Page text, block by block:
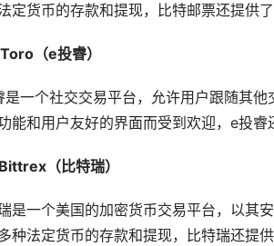
定货币的存款和提现，比特邮票还提供
（e投睿）
是一个社交交易平台，允许用户跟随其
能和用户友好的界面而受到欢迎，e投
Bittrex（比特瑞）
是一个美国的加密货币交易平台，以其
种法定货币的存款和提现，比特瑞还提